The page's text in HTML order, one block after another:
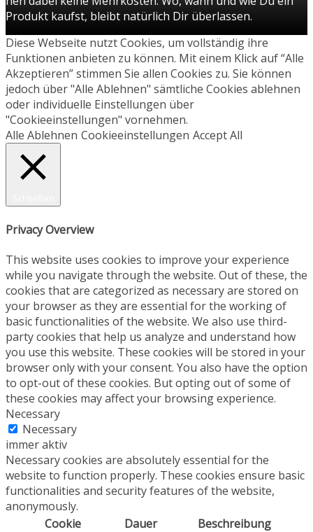
Produkt kaufst, bleibt natürlich Dir überlassen.
Diese Webseite nutzt Cookies, um vollständig ihre
Funktionen anbieten zu können. Mit einem Klick auf “Alle
Akzeptieren” stimmen Sie allen Cookies zu. Sie können
jedoch über "Alle Ablehnen" sämtliche Cookies ablehnen
oder individuelle Einstellungen über
"Cookieeinstellungen" vornehmen.
Alle Ablehnen Cookieeinstellungen Accept All
Privacy Overview
This website uses cookies to improve your experience
while you navigate through the website. Out of these, the
cookies that are categorized as necessary are stored on
your browser as they are essential for the working of
basic functionalities of the website. We also use third-
party cookies that help us analyze and understand how
you use this website. These cookies will be stored in your
browser only with your consent. You also have the option
to opt-out of these cookies. But opting out of some of
these cookies may affect your browsing experience.
Necessary
Necessary
immer aktiv
Necessary cookies are absolutely essential for the
website to function properly. These cookies ensure basic
functionalities and security features of the website,
anonymously.
Cookie
Dauer Beschreibung